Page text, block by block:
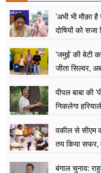
'अभी भी मौक़ा
दोषियों को सजा
'जमुई' की बेटी
जीता सिल्वर,
पीपल बाबा की
निकलेगा
वकील से सीएम
तय किया सफर,
बंगाल चुनाव: